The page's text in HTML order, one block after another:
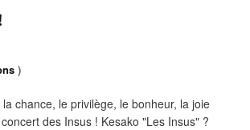
)
chance, le privilège, le bonheur, la joie
des Insus ! Kesako "Les Insus" ?